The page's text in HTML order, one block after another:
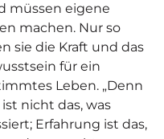
müssen eigene
machen. Nur so
sie die Kraft und das
für ein
Leben. „Denn
nicht das, was
Erfahrung ist das,